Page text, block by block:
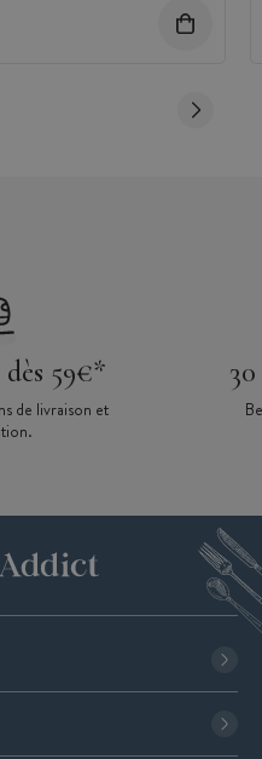
59€*
de livraison et